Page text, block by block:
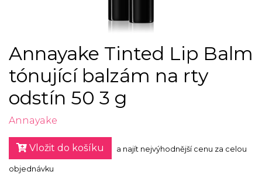
Annayake Tinted Lip Balm
tónující balzám na rty
odstín 50 3 g
Annayake
Vložit do košíku a najít nejvýhodnější cenu za celou
objednávku